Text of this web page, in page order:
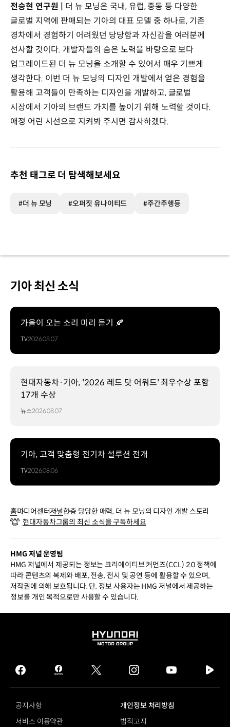
전승현 연구원 | 더 뉴 모닝은 국내, 유럽, 중동 등 다양한
글로벌 지역에 판매되는 기아의 대표 모델 중 하나로, 기존
경차에서 경험하기 어려웠던 당당함과 자신감을 여러분께
선사할 것이다. 개발자들의 숨은 노력을 바탕으로 보다
업그레이드된 더 뉴 모닝을 소개할 수 있어서 매우 기쁘게
생각한다. 이번 더 뉴 모닝의 디자인 개발에서 얻은 경험을
활용해 고객들이 만족하는 디자인을 개발하고, 글로벌
시장에서 기아의 브랜드 가치를 높이기 위해 노력할 것이다.
애정 어린 시선으로 지켜봐 주시면 감사하겠다.
추천 태그로 더 탐색해보세요
#더 뉴 모닝 #오퍼짓 유나이티드 #주간주행등
기아 최신 소식
가을이 오는 소리 미리 듣기 🍂
TV2026.08.07
현대자동차·기아, '2026 레드 닷 어워드' 최우수상 포함
17개 수상
뉴스2026.08.07
기아, 고객 맞춤형 전기차 설루션 전개
TV2026.08.06
홈미디어센터저널한층 당당한 매력, 더 뉴 모닝의 디자인 개발 스토리
현대자동차그룹의 최신 소식을 구독하세요
HMG 저널 운영팀
HMG 저널에서 제공되는 정보는 크리에이티브 커먼즈(CCL) 2.0 정책에
따라 콘텐츠의 복제와 배포, 전송, 전시 및 공연 등에 활용할 수 있으며,
저작권에 의해 보호됩니다. 단, 정보 사용자는 HMG 저널에서 제공하는
정보를 개인 목적으로만 사용할 수 있습니다.
HYUNDAI
GROUP
facebook
hmg
journal
twitter instagram
tv
공지사항
개인정보 처리방침
서비스 이용약관
법적고지